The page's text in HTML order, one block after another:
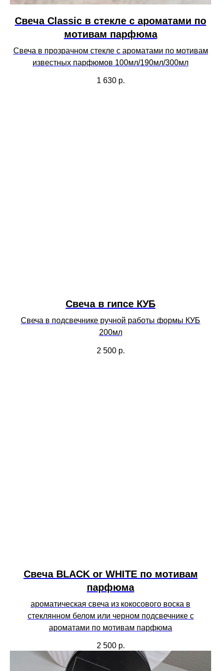
Свеча Сlassic в стекле с ароматами по
мотивам парфюма
Свеча в прозрачном стекле с ароматами по мотивам
известных парфюмов 100мл/190мл/300мл
1 630 р.
Свеча в гипсе КУБ
Свеча в подсвечнике ручной работы формы КУБ
200мл
2 500 р.
Свеча BLACK or WHITE по мотивам
парфюма
ароматическая свеча из кокосового воска в
стеклянном белом или черном подсвечнике с
ароматами по мотивам парфюма
2 500 р.